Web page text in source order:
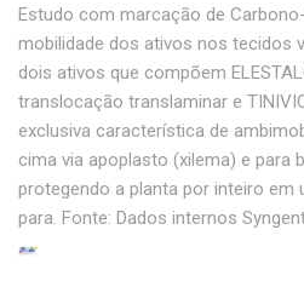
Estudo com marcação de
mobilidade dos ativos nos tecidos
dois ativos que compõem
translocação translaminar e
exclusiva característica de
cima via apoplasto (xilema) e para
protegendo a planta por inteiro em
para. Fonte: Dados internos